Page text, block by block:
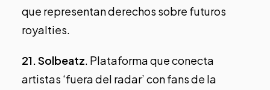
que representan derechos sobre futuros
royalties.
21.Solbeatz. Plataforma que conecta
artistas ‘fuera del radar’ con fans de la